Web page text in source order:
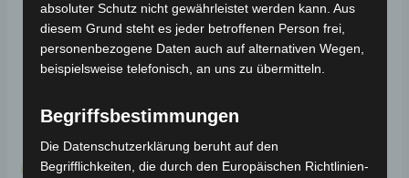
Kostenloser Versand Kostenloser Versand
absoluter Schutz nicht gewährleistet werden kann. Aus
diesem Grund steht es jeder betroffenen Person frei,
personenbezogene Daten auch auf alternativen Wegen,
beispielsweise telefonisch, an uns zu übermitteln.
Begriffsbestimmungen
Die Datenschutzerklärung beruht auf den
Begrifflichkeiten, die durch den Europäischen Richtlinien-